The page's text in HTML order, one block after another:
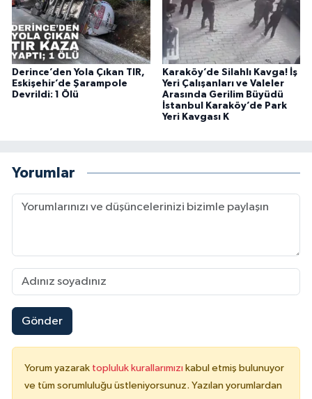
Derince’den Yola Çıkan TIR,
Eskişehir’de Şarampole
Devrildi: 1 Ölü
Karaköy’de Silahlı Kavga! İş
Yeri Çalışanları ve Valeler
Arasında Gerilim Büyüdü
İstanbul Karaköy’de Park
Yeri Kavgası K
Yorumlar
Gönder
Yorum yazarak topluluk kurallarımızı kabul etmiş bulunuyor
ve tüm sorumluluğu üstleniyorsunuz. Yazılan yorumlardan